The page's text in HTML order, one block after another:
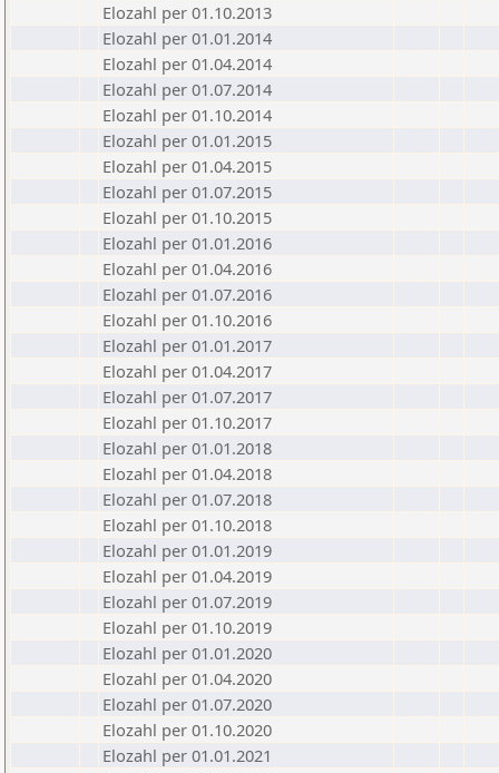
Elozahl per 01.10.2013
Elozahl per 01.01.2014
Elozahl per 01.04.2014
Elozahl per 01.07.2014
Elozahl per 01.10.2014
Elozahl per 01.01.2015
Elozahl per 01.04.2015
Elozahl per 01.07.2015
Elozahl per 01.10.2015
Elozahl per 01.01.2016
Elozahl per 01.04.2016
Elozahl per 01.07.2016
Elozahl per 01.10.2016
Elozahl per 01.01.2017
Elozahl per 01.04.2017
Elozahl per 01.07.2017
Elozahl per 01.10.2017
Elozahl per 01.01.2018
Elozahl per 01.04.2018
Elozahl per 01.07.2018
Elozahl per 01.10.2018
Elozahl per 01.01.2019
Elozahl per 01.04.2019
Elozahl per 01.07.2019
Elozahl per 01.10.2019
Elozahl per 01.01.2020
Elozahl per 01.04.2020
Elozahl per 01.07.2020
Elozahl per 01.10.2020
Elozahl per 01.01.2021